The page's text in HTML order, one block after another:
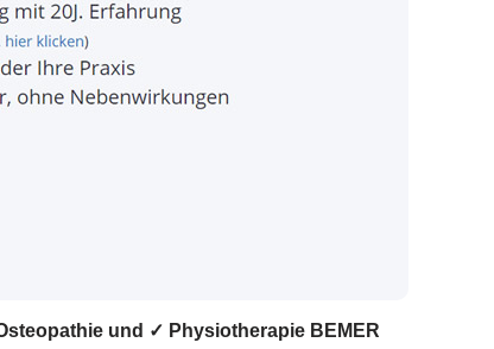
und ✓ Physiotherapie BEMER